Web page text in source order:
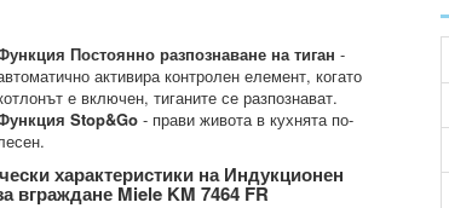
Постоянно разпознаване на тиган -
активира контролен елемент, когато
е включен, тиганите се разпознават.
Stop&Go- прави живота в кухнята по-
характеристики на Индукционен
вграждане Miele KM 7464 FR